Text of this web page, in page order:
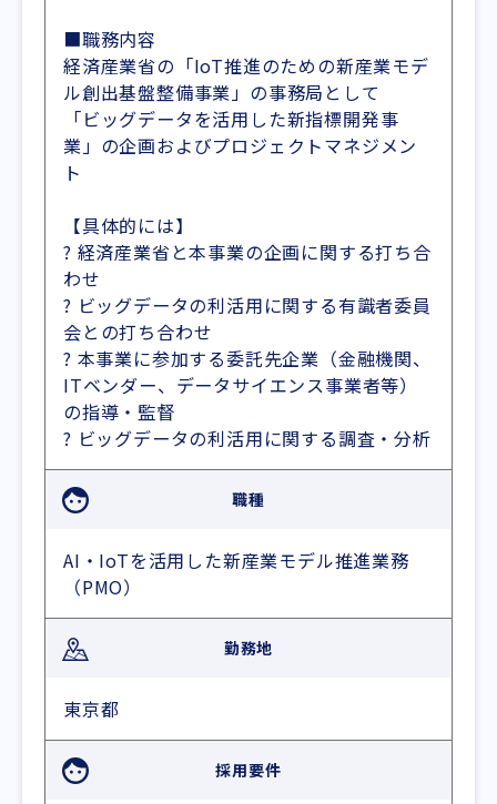
■職務内容
経済産業省の「IoT推進のための新産業モデ
ル創出基盤整備事業」の事務局として
「ビッグデータを活用した新指標開発事
業」の企画およびプロジェクトマネジメン
ト
【具体的には】
? 経済産業省と本事業の企画に関する打ち合
わせ
? ビッグデータの利活用に関する有識者委員
会との打ち合わせ
? 本事業に参加する委託先企業（金融機関、
ITベンダー、データサイエンス事業者等）
の指導・監督
? ビッグデータの利活用に関する調査・分析
職種
AI・IoTを活用した新産業モデル推進業務
（PMO）
勤務地
東京都
採用要件